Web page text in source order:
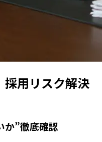
採用リスク解決
か”徹底確認